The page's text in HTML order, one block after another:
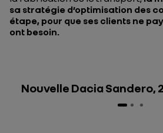
sa stratégie d’optimisation des
étape, pour que ses clients ne
ont besoin.
Nouvelle Dacia Sandero,